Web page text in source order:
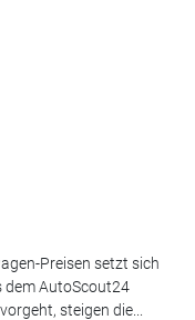
Preisen setzt sich
dem AutoScout24
steigen die...